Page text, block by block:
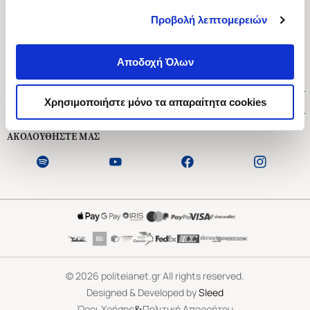
Προβολή λεπτομερειών
Αποδοχή Όλων
Χρησιμοποιήστε μόνο τα απαραίτητα cookies
Ασκληπιού 1-3, Αθήνα 106 79
Δευτέρα - Παρασκευή 09:00-21:00
Εξυπηρέτηση Πελατών
ΑΚΟΛΟΥΘΗΣΤΕ ΜΑΣ
©2026 politeianet.gr All rights reserved.
Designed & Developed bySleed